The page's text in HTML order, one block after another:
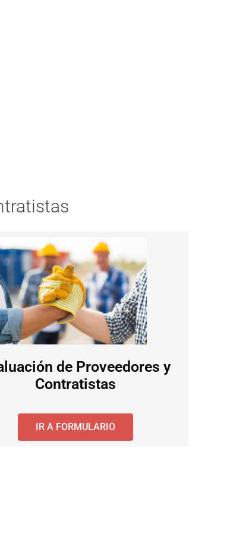
de Proveedores y
Contratistas
IR A FORMULARIO